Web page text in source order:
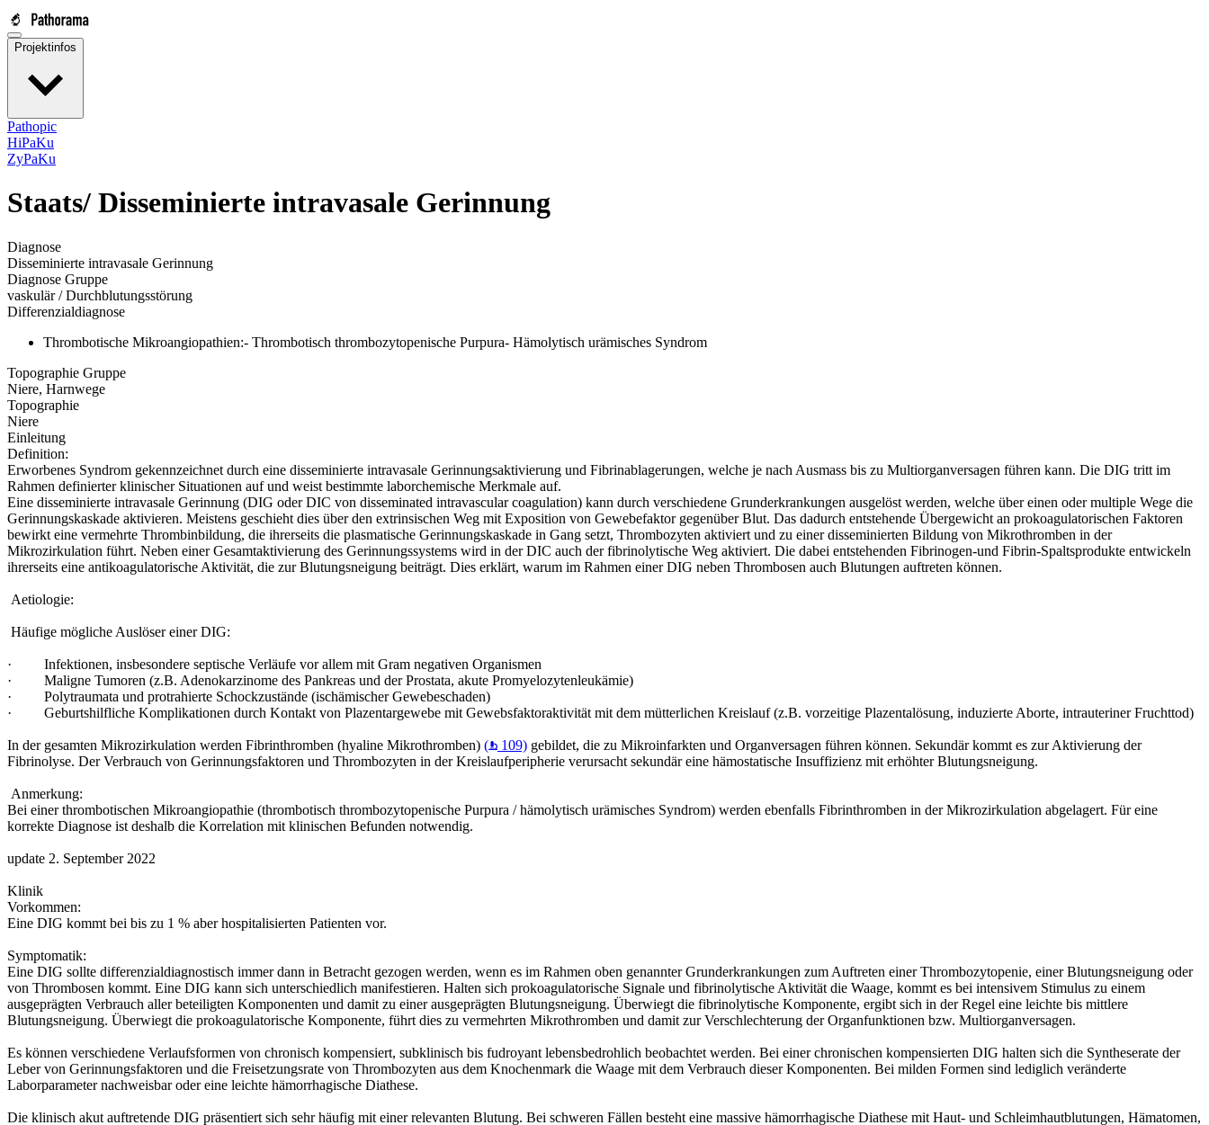
Projektinfos
Pathopic
HiPaKu
ZyPaKu
Staats/ Disseminierte intravasale Gerinnung
Diagnose
Disseminierte intravasale Gerinnung
Diagnose Gruppe
vaskulär / Durchblutungsstörung
Differenzialdiagnose
Thrombotische Mikroangiopathien:- Thrombotisch thrombozytopenische Purpura- Hämolytisch urämisches Syndrom
Topographie Gruppe
Niere, Harnwege
Topographie
Niere
Einleitung
Definition:
Erworbenes Syndrom gekennzeichnet durch eine disseminierte intravasale Gerinnungsaktivierung und Fibrinablagerungen, welche je nach Ausmass bis zu Multiorganversagen führen kann. Die DIG tritt im
Rahmen definierter klinischer Situationen auf und weist bestimmte laborchemische Merkmale auf.
Eine disseminierte intravasale Gerinnung (DIG oder DIC von disseminated intravascular coagulation) kann durch verschiedene Grunderkrankungen ausgelöst werden, welche über einen oder multiple Wege die
Gerinnungskaskade aktivieren. Meistens geschieht dies über den extrinsischen Weg mit Exposition von Gewebefaktor gegenüber Blut. Das dadurch entstehende Übergewicht an prokoagulatorischen Faktoren
bewirkt eine vermehrte Thrombinbildung, die ihrerseits die plasmatische Gerinnungskaskade in Gang setzt, Thrombozyten aktiviert und zu einer disseminierten Bildung von Mikrothromben in der
Mikrozirkulation führt. Neben einer Gesamtaktivierung des Gerinnungssystems wird in der DIC auch der fibrinolytische Weg aktiviert. Die dabei entstehenden Fibrinogen-und Fibrin-Spaltsprodukte entwickeln
ihrerseits eine antikoagulatorische Aktivität, die zur Blutungsneigung beiträgt. Dies erklärt, warum im Rahmen einer DIG neben Thrombosen auch Blutungen auftreten können.
Aetiologie:
Häufige mögliche Auslöser einer DIG:
· Infektionen, insbesondere septische Verläufe vor allem mit Gram negativen Organismen
· Maligne Tumoren (z.B. Adenokarzinome des Pankreas und der Prostata, akute Promyelozytenleukämie)
· Polytraumata und protrahierte Schockzustände (ischämischer Gewebeschaden)
· Geburtshilfliche Komplikationen durch Kontakt von Plazentargewebe mit Gewebsfaktoraktivität mit dem mütterlichen Kreislauf (z.B. vorzeitige Plazentalösung, induzierte Aborte, intrauteriner Fruchttod)
In der gesamten Mikrozirkulation werden Fibrinthromben (hyaline Mikrothromben) ( 109) gebildet, die zu Mikroinfarkten und Organversagen führen können. Sekundär kommt es zur Aktivierung der
Fibrinolyse. Der Verbrauch von Gerinnungsfaktoren und Thrombozyten in der Kreislaufperipherie verursacht sekundär eine hämostatische Insuffizienz mit erhöhter Blutungsneigung.
Anmerkung:
Bei einer thrombotischen Mikroangiopathie (thrombotisch thrombozytopenische Purpura / hämolytisch urämisches Syndrom) werden ebenfalls Fibrinthromben in der Mikrozirkulation abgelagert. Für eine
korrekte Diagnose ist deshalb die Korrelation mit klinischen Befunden notwendig.
update 2. September 2022
Klinik
Vorkommen:
Eine DIG kommt bei bis zu 1 % aber hospitalisierten Patienten vor.
Symptomatik:
Eine DIG sollte differenzialdiagnostisch immer dann in Betracht gezogen werden, wenn es im Rahmen oben genannter Grunderkrankungen zum Auftreten einer Thrombozytopenie, einer Blutungsneigung oder
von Thrombosen kommt. Eine DIG kann sich unterschiedlich manifestieren. Halten sich prokoagulatorische Signale und fibrinolytische Aktivität die Waage, kommt es bei intensivem Stimulus zu einem
ausgeprägten Verbrauch aller beteiligten Komponenten und damit zu einer ausgeprägten Blutungsneigung. Überwiegt die fibrinolytische Komponente, ergibt sich in der Regel eine leichte bis mittlere
Blutungsneigung. Überwiegt die prokoagulatorische Komponente, führt dies zu vermehrten Mikrothromben und damit zur Verschlechterung der Organfunktionen bzw. Multiorganversagen.
Es können verschiedene Verlaufsformen von chronisch kompensiert, subklinisch bis fudroyant lebensbedrohlich beobachtet werden. Bei einer chronischen kompensierten DIG halten sich die Syntheserate der
Leber von Gerinnungsfaktoren und die Freisetzungsrate von Thrombozyten aus dem Knochenmark die Waage mit dem Verbrauch dieser Komponenten. Bei milden Formen sind lediglich veränderte
Laborparameter nachweisbar oder eine leichte hämorrhagische Diathese.
Die klinisch akut auftretende DIG präsentiert sich sehr häufig mit einer relevanten Blutung. Bei schweren Fällen besteht eine massive hämorrhagische Diathese mit Haut- und Schleimhautblutungen, Hämatomen,